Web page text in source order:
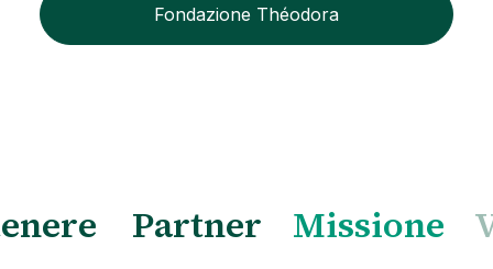
Fondazione Théodora
Partner Missione